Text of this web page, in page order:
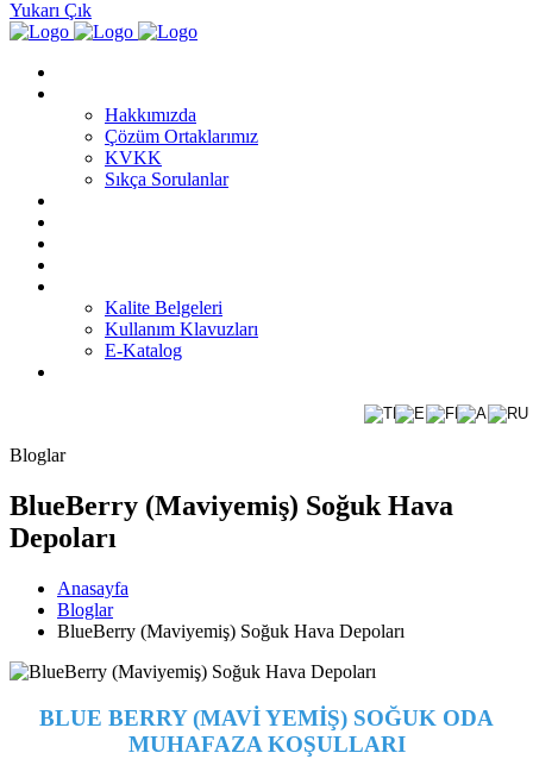
Yukarı Çık
Hakkımızda
Çözüm Ortaklarımız
KVKK
Sıkça Sorulanlar
Kalite Belgeleri
Kullanım Klavuzları
E-Katalog
Bloglar
BlueBerry (Maviyemiş) Soğuk Hava
Depoları
Anasayfa
Bloglar
BlueBerry (Maviyemiş) Soğuk Hava Depoları
BLUE BERRY (MAVİ YEMİŞ) SOĞUK ODA
MUHAFAZA KOŞULLARI